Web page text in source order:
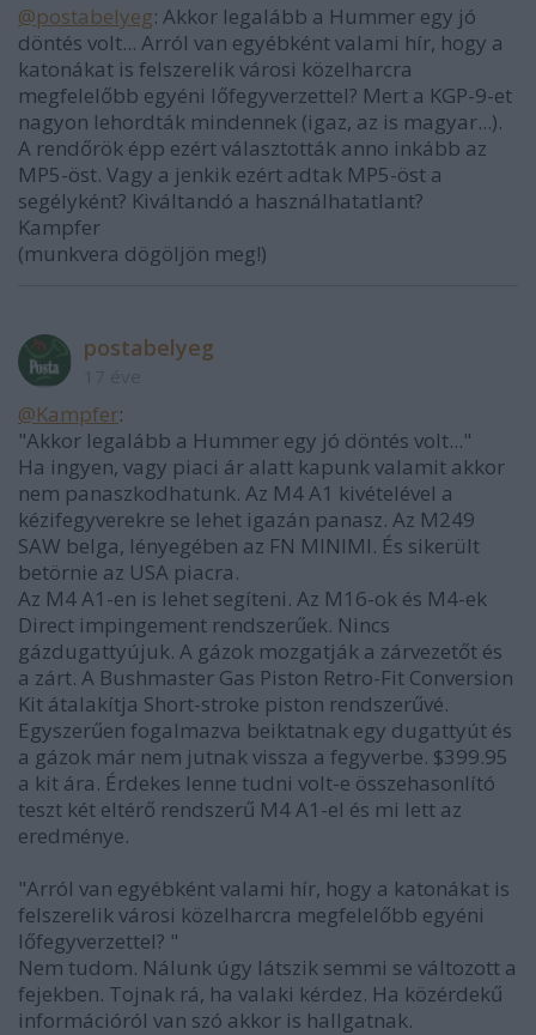
@postabelyeg: Akkor legalább a Hummer egy jó
döntés volt... Arról van egyébként valami hír, hogy a
katonákat is felszerelik városi közelharcra
megfelelőbb egyéni lőfegyverzettel? Mert a KGP-9-et
nagyon lehordták mindennek (igaz, az is magyar...).
A rendőrök épp ezért választották anno inkább az
MP5-öst. Vagy a jenkik ezért adtak MP5-öst a
segélyként? Kiváltandó a használhatatlant?
Kampfer
(munkvera dögöljön meg!)
postabelyeg
@Kampfer:
"Akkor legalább a Hummer egy jó döntés volt..."
Ha ingyen, vagy piaci ár alatt kapunk valamit akkor
nem panaszkodhatunk. Az M4 A1 kivételével a
kézifegyverekre se lehet igazán panasz. Az M249
SAW belga, lényegében az FN MINIMI. És sikerült
betörnie az USA piacra.
Az M4 A1-en is lehet segíteni. Az M16-ok és M4-ek
Direct impingement rendszerűek. Nincs
gázdugattyújuk. A gázok mozgatják a zárvezetőt és
a zárt. A Bushmaster Gas Piston Retro-Fit Conversion
Kit átalakítja Short-stroke piston rendszerűvé.
Egyszerűen fogalmazva beiktatnak egy dugattyút és
a gázok már nem jutnak vissza a fegyverbe. $399.95
a kit ára. Érdekes lenne tudni volt-e összehasonlító
teszt két eltérő rendszerű M4 A1-el és mi lett az
eredménye.
"Arról van egyébként valami hír, hogy a katonákat is
felszerelik városi közelharcra megfelelőbb egyéni
lőfegyverzettel? "
Nem tudom. Nálunk úgy látszik semmi se változott a
fejekben. Tojnak rá, ha valaki kérdez. Ha közérdekű
információról van szó akkor is hallgatnak.